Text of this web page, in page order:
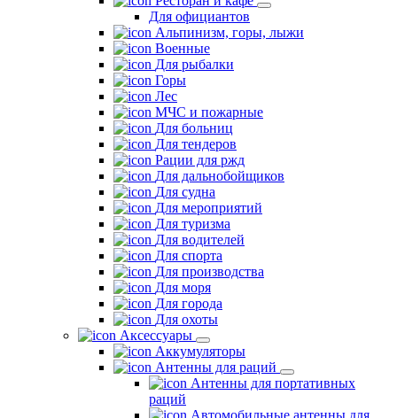
Для официантов
Альпинизм, горы, лыжи
Военные
Для рыбалки
Горы
Лес
МЧС и пожарные
Для больниц
Для тендеров
Рации для ржд
Для дальнобойщиков
Для судна
Для мероприятий
Для туризма
Для водителей
Для спорта
Для производства
Для моря
Для города
Для охоты
Аксессуары
Аккумуляторы
Антенны для раций
Антенны для портативных
раций
Автомобильные антенны для